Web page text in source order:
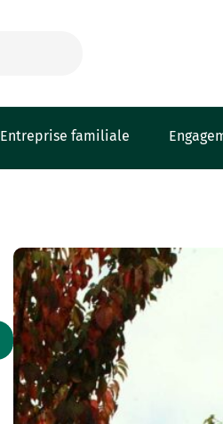
Entreprise familiale